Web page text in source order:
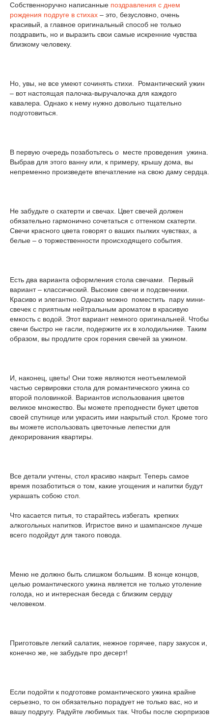
Собственноручно написанные поздравления с днем
рождения подруге в стихах – это, безусловно, очень
красивый, а главное оригинальный способ не только
поздравить, но и выразить свои самые искренние чувства
близкому человеку.
Но, увы, не все умеют сочинять стихи. Романтический ужин
– вот настоящая палочка-выручалочка для каждого
кавалера. Однако к нему нужно довольно тщательно
подготовиться.
В первую очередь позаботьтесь о месте проведения ужина.
Выбрав для этого ванну или, к примеру, крышу дома, вы
непременно произведете впечатление на свою даму сердца.
Не забудьте о скатерти и свечах. Цвет свечей должен
обязательно гармонично сочетаться с оттенком скатерти.
Свечи красного цвета говорят о ваших пылких чувствах, а
белые – о торжественности происходящего события.
Есть два варианта оформления стола свечами. Первый
вариант – классический. Высокие свечи и подсвечники.
Красиво и элегантно. Однако можно поместить пару мини-
свечек с приятным нейтральным ароматом в красивую
емкость с водой. Этот вариант немного оригинальней. Чтобы
свечи быстро не гасли, подержите их в холодильнике. Таким
образом, вы продлите срок горения свечей за ужином.
И, наконец, цветы! Они тоже являются неотъемлемой
частью сервировки стола для романтического ужина со
второй половинкой. Вариантов использования цветов
великое множество. Вы можете преподнести букет цветов
своей спутнице или украсить ими накрытый стол. Кроме того
вы можете использовать цветочные лепестки для
декорирования квартиры.
Все детали учтены, стол красиво накрыт. Теперь самое
время позаботиться о том, какие угощения и напитки будут
украшать собою стол.
Что касается питья, то старайтесь избегать крепких
алкогольных напитков. Игристое вино и шампанское лучше
всего подойдут для такого повода.
Меню не должно быть слишком большим. В конце концов,
целью романтического ужина является не только утоление
голода, но и интересная беседа с близким сердцу
человеком.
Приготовьте легкий салатик, нежное горячее, пару закусок и,
конечно же, не забудьте про десерт!
Если подойти к подготовке романтического ужина крайне
серьезно, то он обязательно порадует не только вас, но и
вашу подругу. Радуйте любимых так. Чтобы после сюрпризов